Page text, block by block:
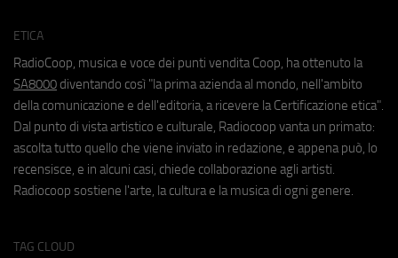
ETICA
RadioCoop, musica e voce dei punti vendita Coop, ha ottenuto la
SA8000 diventando così "la prima azienda al mondo, nell'ambito
della comunicazione e dell'editoria, a ricevere la Certificazione etica".
Dal punto di vista artistico e culturale, Radiocoop vanta un primato:
ascolta tutto quello che viene inviato in redazione, e appena può, lo
recensisce, e in alcuni casi, chiede collaborazione agli artisti.
Radiocoop sostiene l'arte, la cultura e la musica di ogni genere.
TAG CLOUD